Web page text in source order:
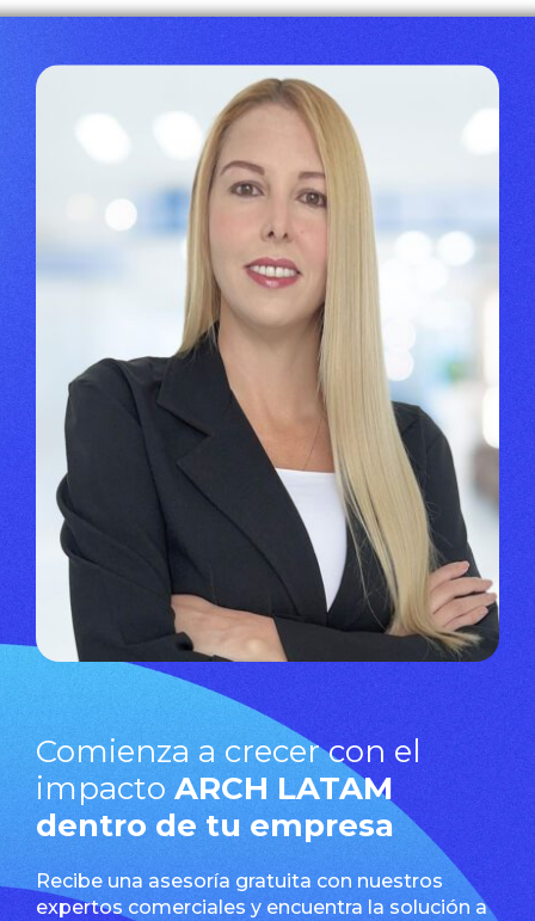
Comienza a crecer con el
impacto ARCH LATAM
dentro de tu empresa
Recibe una asesoría gratuita con nuestros
expertos comerciales y encuentra la solución a